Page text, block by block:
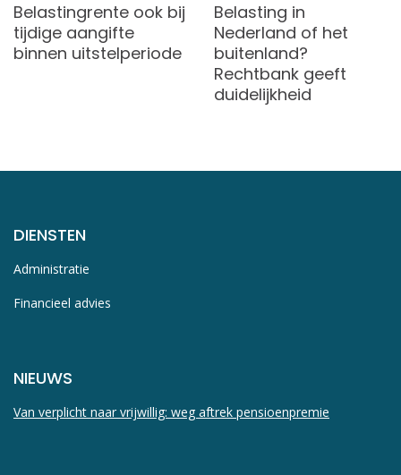
Belastingrente ook bij
tijdige aangifte
binnen uitstelperiode
Belasting in
Nederland of het
buitenland?
Rechtbank geeft
duidelijkheid
DIENSTEN
Administratie
Financieel advies
NIEUWS
Van verplicht naar vrijwillig: weg aftrek pensioenpremie